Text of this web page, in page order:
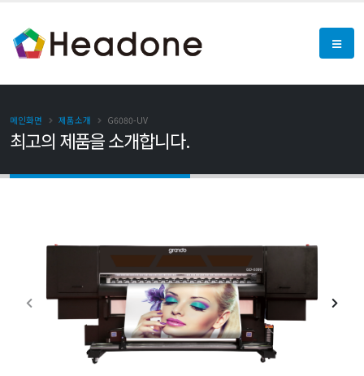
최고의 제품을 소개합니다.
메인화면 제품소개 G6080-UV